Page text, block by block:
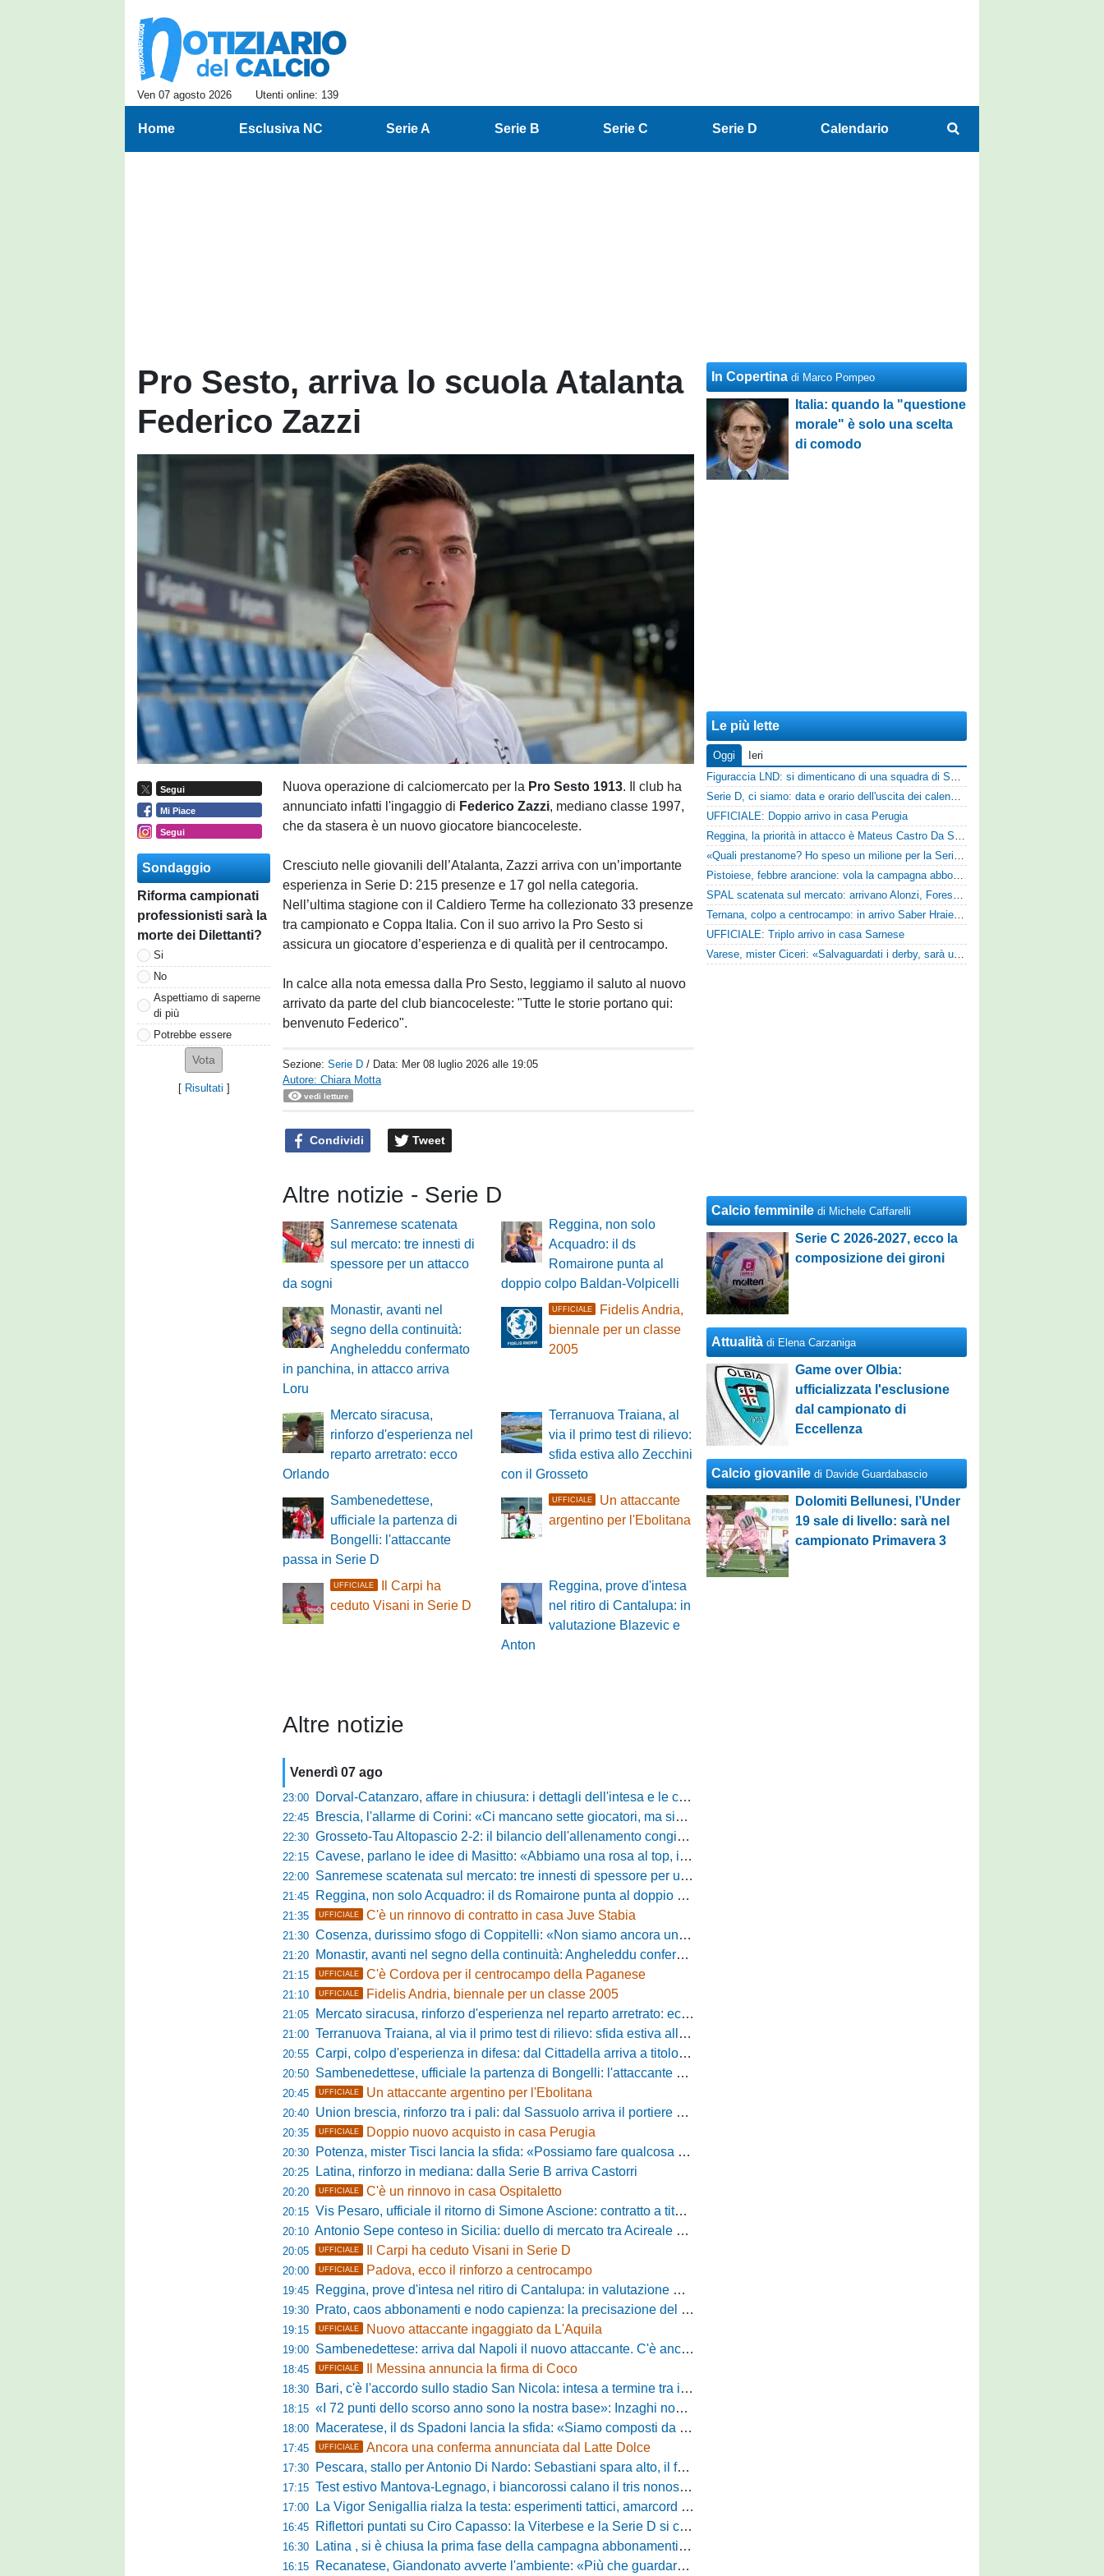
Ven 07 agosto 2026 Utenti online: 139
Home Esclusiva NC Serie A Serie B Serie C Serie D Calendario
Pro Sesto, arriva lo scuola Atalanta
Federico Zazzi
Segui
Mi Piace
Segui
Sondaggio
Riforma campionati
professionisti sarà la
morte dei Dilettanti?
Si
No
Aspettiamo di saperne
di più
Potrebbe essere
[ Risultati ]
Nuova operazione di calciomercato per la Pro Sesto 1913. Il club ha
annunciato infatti l'ingaggio di Federico Zazzi, mediano classe 1997,
che da stasera è un nuovo giocatore biancoceleste.
Cresciuto nelle giovanili dell’Atalanta, Zazzi arriva con un’importante
esperienza in Serie D: 215 presenze e 17 gol nella categoria.
Nell’ultima stagione con il Caldiero Terme ha collezionato 33 presenze
tra campionato e Coppa Italia. Con il suo arrivo la Pro Sesto si
assicura un giocatore d’esperienza e di qualità per il centrocampo.
In calce alla nota emessa dalla Pro Sesto, leggiamo il saluto al nuovo
arrivato da parte del club biancoceleste: "Tutte le storie portano qui:
benvenuto Federico".
Sezione:Serie D / Data: Mer 08 luglio 2026 alle 19:05
Autore: Chiara Motta
vedi letture
Condividi Tweet
Altre notizie - Serie D
Sanremese scatenata
sul mercato: tre innesti di
spessore per un attacco
da sogni
Reggina, non solo
Acquadro: il ds
Romairone punta al
doppio colpo Baldan-Volpicelli
Monastir, avanti nel
segno della continuità:
Angheleddu confermato
in panchina, in attacco arriva
Loru
UFFICIALE
Fidelis Andria,
biennale per un classe
2005
Mercato siracusa,
rinforzo d'esperienza nel
reparto arretrato: ecco
Orlando
Terranuova Traiana, al
via il primo test di rilievo:
sfida estiva allo Zecchini
con il Grosseto
Sambenedettese,
ufficiale la partenza di
Bongelli: l'attaccante
passa in Serie D
UFFICIALE
Un attaccante
argentino per l'Ebolitana
UFFICIALE
Il Carpi ha
ceduto Visani in Serie D
Reggina, prove d'intesa
nel ritiro di Cantalupa: in
valutazione Blazevic e
Anton
Altre notizie
Venerdì 07 ago
23:00 Dorval-Catanzaro, affare in chiusura: i dettagli dell'intesa e le cifre dell'operazione
22:45 Brescia, l'allarme di Corini: «Ci mancano sette giocatori, ma siamo una squadra forte»
22:30 Grosseto-Tau Altopascio 2-2: il bilancio dell'allenamento congiunto e la risposta dei nuovi arrivi
22:15 Cavese, parlano le idee di Masitto: «Abbiamo una rosa al top, il pubblico del Lamberti ci spingerà lontano»
22:00 Sanremese scatenata sul mercato: tre innesti di spessore per un attacco da sogni
21:45 Reggina, non solo Acquadro: il ds Romairone punta al doppio colpo Baldan-Volpicelli
21:35 UFFICIALE C'è un rinnovo di contratto in casa Juve Stabia
21:30 Cosenza, durissimo sfogo di Coppitelli: «Non siamo ancora una squadra, ora serve tirare una riga!»
21:20 Monastir, avanti nel segno della continuità: Angheleddu confermato in panchina, in attacco arriva Loru
21:15 UFFICIALE C'è Cordova per il centrocampo della Paganese
21:10 UFFICIALE Fidelis Andria, biennale per un classe 2005
21:05 Mercato siracusa, rinforzo d'esperienza nel reparto arretrato: ecco Orlando
21:00 Terranuova Traiana, al via il primo test di rilievo: sfida estiva allo Zecchini con il Grosseto
20:55 Carpi, colpo d'esperienza in difesa: dal Cittadella arriva a titolo definitivo Riccardo Gatti
20:50 Sambenedettese, ufficiale la partenza di Bongelli: l'attaccante passa in Serie D
20:45 UFFICIALE Un attaccante argentino per l'Ebolitana
20:40 Union brescia, rinforzo tra i pali: dal Sassuolo arriva il portiere Gioele Zacchi
20:35 UFFICIALE Doppio nuovo acquisto in casa Perugia
20:30 Potenza, mister Tisci lancia la sfida: «Possiamo fare qualcosa di storico e regalarci la trasferta a Genova»
20:25 Latina, rinforzo in mediana: dalla Serie B arriva Castorri
20:20 UFFICIALE C'è un rinnovo in casa Ospitaletto
20:15 Vis Pesaro, ufficiale il ritorno di Simone Ascione: contratto a titolo definitivo fino al 2029
20:10 Antonio Sepe conteso in Sicilia: duello di mercato tra Acireale e Messina
20:05 UFFICIALE Il Carpi ha ceduto Visani in Serie D
20:00 UFFICIALE Padova, ecco il rinforzo a centrocampo
19:45 Reggina, prove d'intesa nel ritiro di Cantalupa: in valutazione Blazevic e Anton
19:30 Prato, caos abbonamenti e nodo capienza: la precisazione del club laniero
19:15 UFFICIALE Nuovo attaccante ingaggiato da L'Aquila
19:00 Sambenedettese: arriva dal Napoli il nuovo attaccante. C'è anche l'ufficialità
18:45 UFFICIALE Il Messina annuncia la firma di Coco
18:30 Bari, c'è l'accordo sullo stadio San Nicola: intesa a termine tra il Comune e il club di De Laurentiis
18:15 «I 72 punti dello scorso anno sono la nostra base»: Inzaghi non si nasconde e carica l'ambiente
18:00 Maceratese, il ds Spadoni lancia la sfida: «Siamo composti da elementi validi con motivazioni altissime»
17:45 UFFICIALE Ancora una conferma annunciata dal Latte Dolce
17:30 Pescara, stallo per Antonio Di Nardo: Sebastiani spara alto, il futuro resta un enigma
17:15 Test estivo Mantova-Legnago, i biancorossi calano il tris nonostante il gran caldo: il racconto de L'Arena
17:00 La Vigor Senigallia rialza la testa: esperimenti tattici, amarcord e lo sguardo al Rimini
16:45 Riflettori puntati su Ciro Capasso: la Viterbese e la Serie D si contendono l'esterno ex Fiorentina
16:30 Latina , si è chiusa la prima fase della campagna abbonamenti: circa 400 tessere rinnovate in prelazione
16:15 Recanatese, Giandonato avverte l'ambiente: «Più che guardare chi avremo di fronte, mi interessa vedere la mia squadra migliorare giorno dopo giorno»
In Copertina di Marco Pompeo
Italia: quando la "questione
morale" è solo una scelta
di comodo
Le più lette
Oggi
Ieri
Figuraccia LND: si dimenticano di una squadra di Serie D, è da rifare il programma Coppa Italia
Serie D, ci siamo: data e orario dell'uscita dei calendari ufficiali
UFFICIALE: Doppio arrivo in casa Perugia
Reggina, la priorità in attacco è Mateus Castro Da Silva: ore decisive per la fumata bianca
«Quali prestanome? Ho speso un milione per la Serie D»: Bandecchi rompe il silenzio sul futuro della Ternana
Pistoiese, febbre arancione: vola la campagna abbonamenti, superata quota 750 tessere
SPAL scatenata sul mercato: arrivano Alonzi, Foresta, Munaretto e Tobia
Ternana, colpo a centrocampo: in arrivo Saber Hraiech, per Scappini si attende l'accordo
UFFICIALE: Triplo arrivo in casa Sarnese
Varese, mister Ciceri: «Salvaguardati i derby, sarà un campionato avvincente»
Calcio femminile di Michele Caffarelli
Serie C 2026-2027, ecco la
composizione dei gironi
Attualità di Elena Carzaniga
Game over Olbia:
ufficializzata l'esclusione
dal campionato di
Eccellenza
Calcio giovanile di Davide Guardabascio
Dolomiti Bellunesi, l’Under
19 sale di livello: sarà nel
campionato Primavera 3